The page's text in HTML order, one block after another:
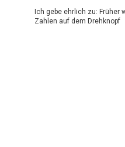
Ich gebe ehrlich zu: Früher
Zahlen auf dem Drehknopf